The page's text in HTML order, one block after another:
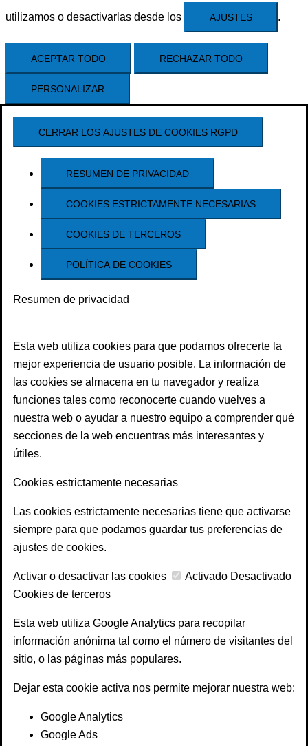
utilizamos o desactivarlas desde los AJUSTES .
ACEPTAR TODO RECHAZAR TODO
PERSONALIZAR
CERRAR LOS AJUSTES DE COOKIES RGPD
RESUMEN DE PRIVACIDAD
COOKIES ESTRICTAMENTE NECESARIAS
COOKIES DE TERCEROS
POLÍTICA DE COOKIES
Resumen de privacidad
Esta web utiliza cookies para que podamos ofrecerte la
mejor experiencia de usuario posible. La información de
las cookies se almacena en tu navegador y realiza
funciones tales como reconocerte cuando vuelves a
nuestra web o ayudar a nuestro equipo a comprender qué
secciones de la web encuentras más interesantes y
útiles.
Cookies estrictamente necesarias
Las cookies estrictamente necesarias tiene que activarse
siempre para que podamos guardar tus preferencias de
ajustes de cookies.
Activar o desactivar las cookies Activado Desactivado
Cookies de terceros
Esta web utiliza Google Analytics para recopilar
información anónima tal como el número de visitantes del
sitio, o las páginas más populares.
Dejar esta cookie activa nos permite mejorar nuestra web:
Google Analytics
Google Ads